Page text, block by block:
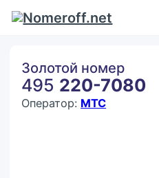
Золотой номер
495 220-7080
Оператор: МТС